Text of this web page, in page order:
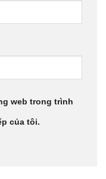
web trong trình
của tôi.